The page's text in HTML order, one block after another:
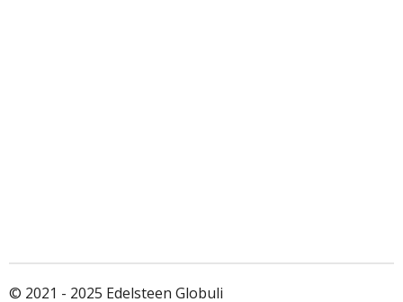
© 2021 - 2025 Edelsteen Globuli